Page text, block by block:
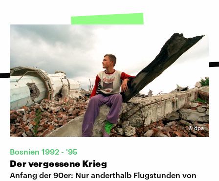
©dpa
Bosnien 1992 - '95
Der vergessene Krieg
Anfang der 90er: Nur anderthalb Flugstunden von